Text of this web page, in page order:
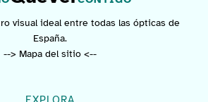
visual ideal entre todas las ópticas de
España.
--> Mapa del sitio <--